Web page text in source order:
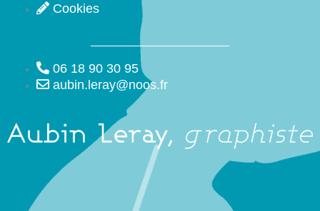
Cookies
06 18 90 30 95
aubin.leray@noos.fr